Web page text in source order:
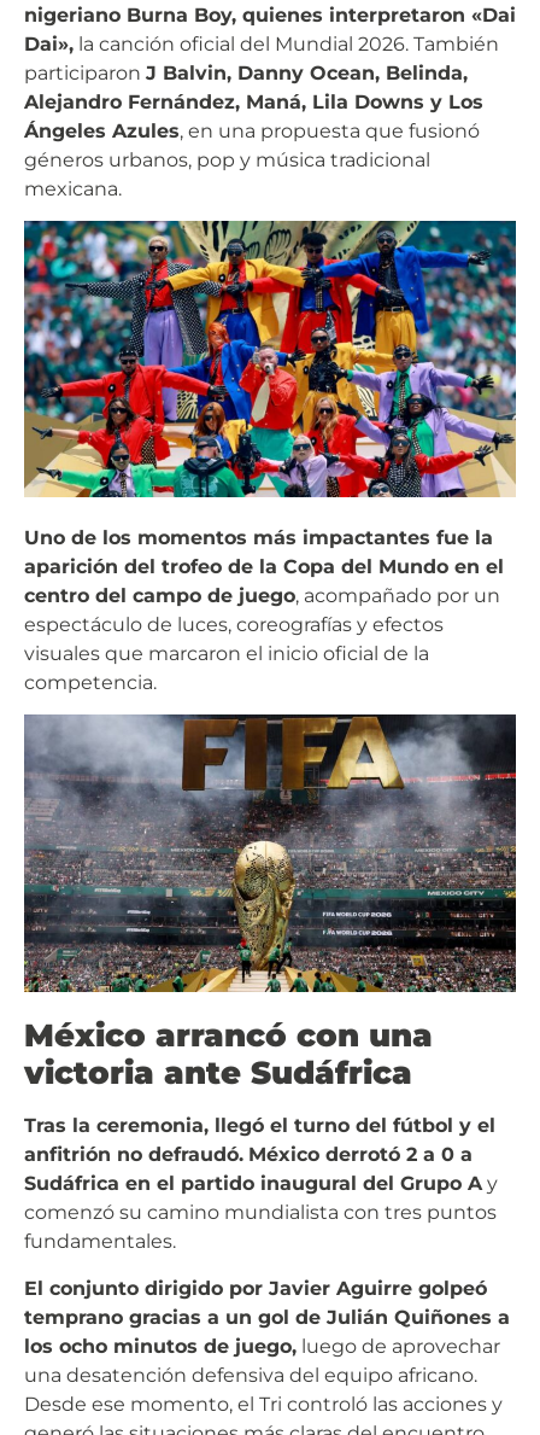
nigeriano Burna Boy, quienes interpretaron «Dai
Dai», la canción oficial del Mundial 2026. También
participaron J Balvin, Danny Ocean, Belinda,
Alejandro Fernández, Maná, Lila Downs y Los
Ángeles Azules, en una propuesta que fusionó
géneros urbanos, pop y música tradicional
mexicana.
Uno de los momentos más impactantes fue la
aparición del trofeo de la Copa del Mundo en el
centro del campo de juego, acompañado por un
espectáculo de luces, coreografías y efectos
visuales que marcaron el inicio oficial de la
competencia.
México arrancó con una
victoria ante Sudáfrica
Tras la ceremonia, llegó el turno del fútbol y el
anfitrión no defraudó. México derrotó 2 a 0 a
Sudáfrica en el partido inaugural del Grupo Ay
comenzó su camino mundialista con tres puntos
fundamentales.
El conjunto dirigido por Javier Aguirre golpeó
temprano gracias a un gol de Julián Quiñones a
los ocho minutos de juego, luego de aprovechar
una desatención defensiva del equipo africano.
Desde ese momento, el Tri controló las acciones y